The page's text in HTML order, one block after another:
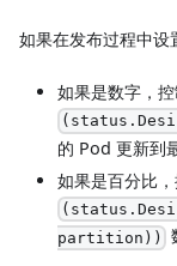
如果在发布过程中设
如果是数字，
的 Pod 更新到
如果是百分比
partition))